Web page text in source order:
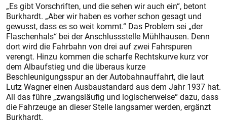
„Es gibt Vorschriften, und die sehen wir auch ein“, betont
Burkhardt. „Aber wir haben es vorher schon gesagt und
gewusst, dass es so weit kommt.“ Das Problem sei „der
Flaschenhals“ bei der Anschlussstelle Mühlhausen. Denn
dort wird die Fahrbahn von drei auf zwei Fahrspuren
verengt. Hinzu kommen die scharfe Rechtskurve kurz vor
dem Albaufstieg und die überaus kurze
Beschleunigungsspur an der Autobahnauffahrt, die laut
Lutz Wagner einen Ausbaustandard aus dem Jahr 1937 hat.
All das führe „zwangsläufig und logischerweise“ dazu, dass
die Fahrzeuge an dieser Stelle langsamer werden, ergänzt
Burkhardt.